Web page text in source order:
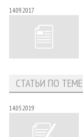
14.09.2017
СТАТЬИ ПО ТЕМЕ
14.05.2019